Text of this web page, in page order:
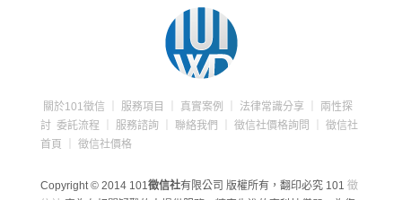
關於101徵信 服務項目 真實案例 法律常識分享
兩性探
討 委託流程 服務諮詢 聯絡我們 徵信社價格詢問
徵信社
首頁
徵信社價格
Copyright © 2014 101徵信社有限公司 版權所有，翻印必究101 徵